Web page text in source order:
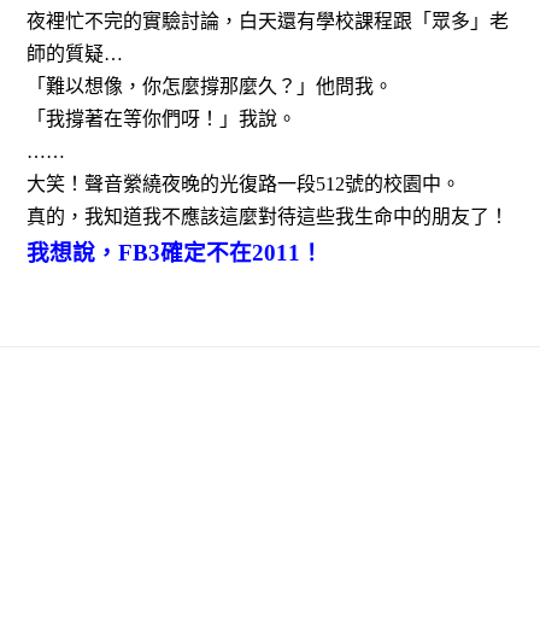
夜裡忙不完的實驗討論，白天還有學校課程跟「眾多」老
師的質疑…
「難以想像，你怎麼撐那麼久？」他問我。
「我撐著在等你們呀！」我說。
……
大笑！聲音縈繞夜晚的光復路一段512號的校園中。
真的，我知道我不應該這麼對待這些我生命中的朋友了！
我想說，FB3確定不在2011 ！